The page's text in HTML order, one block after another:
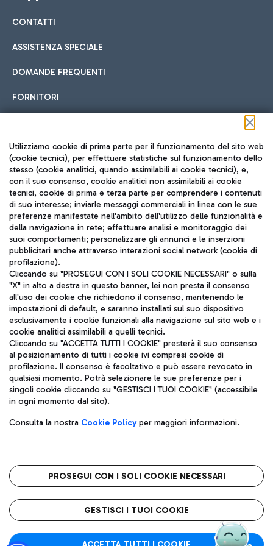
Cucina Internazionale
Fast Food
Pizza
Gelateria
Wine Bar & Sparkling
Hotel in aeroporto
Scegli l'alloggio più adatto e approfitta della vicinanza
all'aeroporto.
Car sharing
Con il Car Sharing è ancora più facile spostarsi
Treno
Raggiungi velocemente l'aeroporto di Fiumicino da Roma
tramite i servizi ferroviari Trenitalia.
Autobus
Scopri le linee di autobus per raggiungere l'aeroporto
Leonardo Da Vinci.
Raggiungi l’aeroporto senza pensieri con il servizio di taxi a
Ristoranti
Scopri la nostra offerta per una pausa gustosa in aeroporto
Mappa Aeroporto Fiumicino
CONTATTI
ASSISTENZA SPECIALE
DOMANDE FREQUENTI
FORNITORI
Seguici sui social
TRAVEL JOURNAL
ITA
Aeroporti di Roma S.p.A. - Società soggetta a direzione e
coordinamento di Mundys S.p.A.
Codice fiscale e Registro delle Imprese di Roma 13032990155 P.
IVA 06572251004
Capitale sociale 62.224.743,00 int. vers.
Sede legale: Via Pier Paolo Racchetti 1 - 00054 Fiumicino (RM)
telefono +39 06 65951
Privacy policy
Note legali
Roma FCO
L'aeroporto stellato
Utilizziamo cookie di prima parte per il funzionamento del sito web
(cookie tecnici), per effettuare statistiche sul funzionamento dello
stesso (cookie analitici, quando assimilabili ai cookie tecnici), e,
con il suo consenso, cookie analitici non assimilabili ai cookie
tecnici, cookie di prima e terza parte per comprendere i contenuti
di suo interesse; inviarle messaggi commerciali in linea con le sue
preferenze manifestate nell'ambito dell'utilizzo delle funzionalità e
della navigazione in rete; effettuare analisi e monitoraggio dei
suoi comportamenti; personalizzare gli annunci e le inserzioni
pubblicitari anche attraverso interazioni social network (cookie di
profilazione).
Cliccando su "PROSEGUI CON I SOLI COOKIE NECESSARI" o sulla
"X" in alto a destra in questo banner, lei non presta il consenso
all'uso dei cookie che richiedono il consenso, mantenendo le
impostazioni di default, e saranno installati sul suo dispositivo
esclusivamente i cookie funzionali alla navigazione sul sito web e i
cookie analitici assimilabili a quelli tecnici.
Cliccando su "ACCETTA TUTTI I COOKIE" presterà il suo consenso
al posizionamento di tutti i cookie ivi compresi cookie di
profilazione. Il consenso è facoltativo e può essere revocato in
qualsiasi momento. Potrà selezionare le sue preferenze per i
singoli cookie cliccando su "GESTISCI I TUOI COOKIE" (accessibile
in ogni momento dal sito).
Consulta la nostra Cookie Policyper maggiori informazioni.
PROSEGUI CON I SOLI COOKIE NECESSARI
GESTISCI I TUOI COOKIE